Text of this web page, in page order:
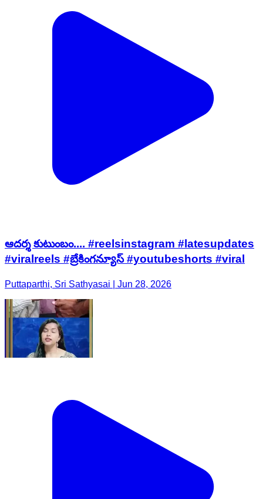
ఆదర్శ కుటుంబం.... #reelsinstagram #latesupdates
#viralreels #బ్రేకింగన్యూస్ #youtubeshorts #viral
Puttaparthi, Sri Sathyasai | Jun 28, 2026